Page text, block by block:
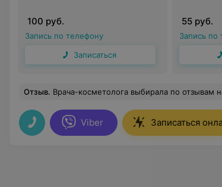
100 руб.
Запись по телефону
Записаться
55 руб.
Запись по
Отзыв. Врача-косметолога выбирала по отзывам на 103.by. Свой выбор остановила на Ромаховой Инге Николаевне и медицинском центре "LIFE CITY". Центр очень уютный, персонал внимательный. Очень благодарна случаю, что попала именно к Инге Николаевне. Обращалась по вопросу улучшения состояния кожи и коррекции фигуры. Инга Николаевна посоветовала провести комплекс озонотерапии. Помимо высокачественного выполнения процедуры с положительным результатом у Инги Николаевны я получила
Viber Записаться